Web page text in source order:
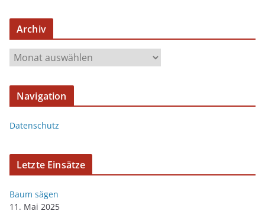
Archiv
Navigation
Datenschutz
Letzte Einsätze
Baum sägen
11. Mai 2025